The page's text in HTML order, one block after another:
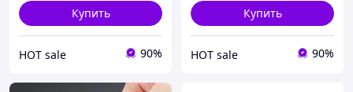
Купить
HOT sale 90%
Купить
HOT sale 90%